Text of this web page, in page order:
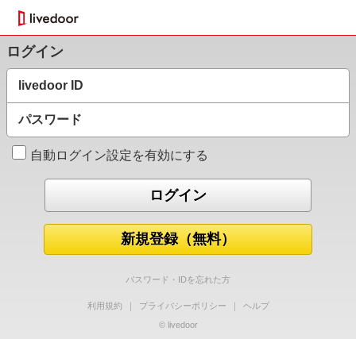
ログイン
livedoor ID
パスワード
自動ログイン設定を有効にする
新規登録（無料）
パスワード・IDを忘れた方
利用規約 ｜ プライバシーポリシー ｜
ヘルプ
© livedoor